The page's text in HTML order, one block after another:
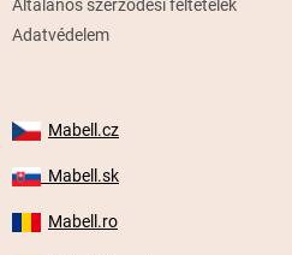
Általános szerződési feltételek
Adatvédelem
Mabell.cz
Mabell.sk
Mabell.ro